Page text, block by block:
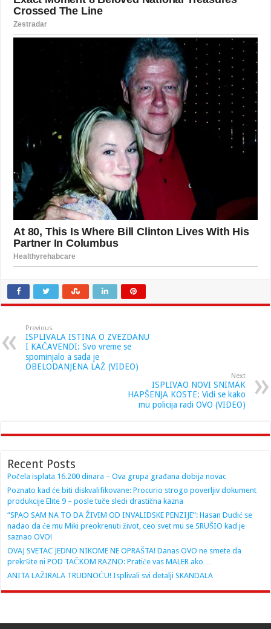
Previous
ISPLIVALA ISTINA O ZVEZDANU
I KAČAVENDI: Svo vreme se
spominjalo a sada je
OBELODANJENA LAŽ (VIDEO)
Next
ISPLIVAO NOVI SNIMAK
HAPŠENJA KOSTE: Vidi se kako
mu policija radi OVO (VIDEO)
Recent Posts
Počela isplata 16.200 dinara – Ova grupa građana dobija novac
Poznato kad će biti diskvalifikovane: Procurio strogo poverljiv dokument
produkcije Elite 9 – posle tuče sledi drastična kazna
“SPAO SAM NA TO DA ŽIVIM OD INVALIDSKE PENZIJE”: Hasan Dudić se
nadao da će mu Miki preokrenuti život, ceo svet mu se SRUŠIO kad je
saznao OVO!
OVAJ SVETAC JEDNO NIKOME NE OPRAŠTA! Danas OVO ne smete da
prekršite ni POD TAČKOM RAZNO: Pratiće vas MALER ako…
ANITA LAŽIRALA TRUDNOĆU! Isplivali svi detalji SKANDALA